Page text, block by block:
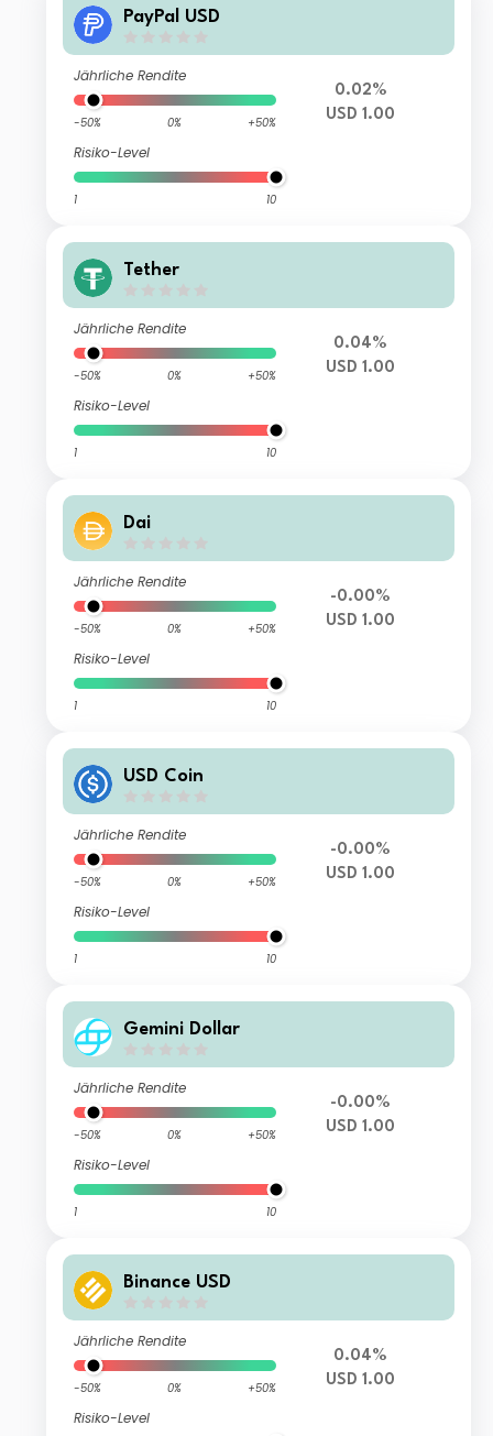
PayPal USD
Jährliche Rendite
-50% 0% +50%
Risiko-Level
1 10
0.02%
USD 1.00
Tether
Jährliche Rendite
-50% 0% +50%
Risiko-Level
1 10
0.04%
USD 1.00
Dai
Jährliche Rendite
-50% 0% +50%
Risiko-Level
1 10
-0.00%
USD 1.00
USD Coin
Jährliche Rendite
-50% 0% +50%
Risiko-Level
1 10
-0.00%
USD 1.00
Gemini Dollar
Jährliche Rendite
-50% 0% +50%
Risiko-Level
1 10
-0.00%
USD 1.00
Binance USD
Jährliche Rendite
-50% 0% +50%
Risiko-Level
0.04%
USD 1.00